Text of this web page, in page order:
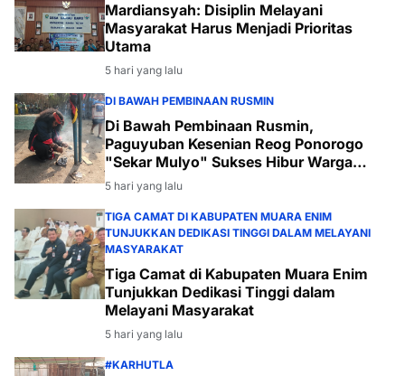
Mardiansyah: Disiplin Melayani
Masyarakat Harus Menjadi Prioritas
Utama
5 hari yang lalu
DI BAWAH PEMBINAAN RUSMIN
Di Bawah Pembinaan Rusmin,
Paguyuban Kesenian Reog Ponorogo
"Sekar Mulyo" Sukses Hibur Warga
Desa Payabakal
5 hari yang lalu
TIGA CAMAT DI KABUPATEN MUARA ENIM
TUNJUKKAN DEDIKASI TINGGI DALAM MELAYANI
MASYARAKAT
Tiga Camat di Kabupaten Muara Enim
Tunjukkan Dedikasi Tinggi dalam
Melayani Masyarakat
5 hari yang lalu
#KARHUTLA